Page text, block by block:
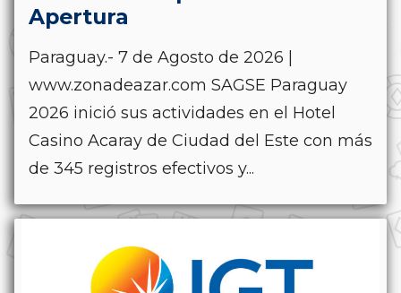
Apertura
Paraguay.- 7 de Agosto de 2026 |
www.zonadeazar.com SAGSE Paraguay
2026 inició sus actividades en el Hotel
Casino Acaray de Ciudad del Este con más
de 345 registros efectivos y...